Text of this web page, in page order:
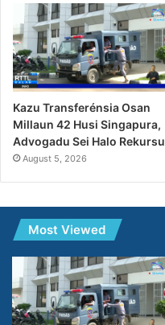
Kazu Transferénsia Osan
Millaun 42 Husi Singapura,
Advogadu Sei Halo Rekursu
August 5, 2026
Most Viewed